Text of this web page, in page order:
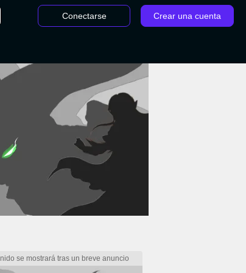
Conectarse Crear una cuenta